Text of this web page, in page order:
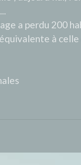
a perdu 200
à celle